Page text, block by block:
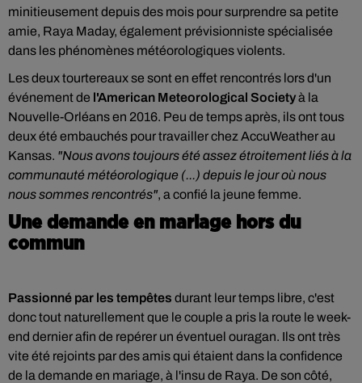
minitieusement depuis des mois pour surprendre sa petite
amie, Raya Maday, également prévisionniste spécialisée
dans les phénomènes météorologiques violents.
Les deux tourtereaux se sont en effet rencontrés lors d'un
événement de l'American Meteorological Societyà la
Nouvelle-Orléans en 2016. Peu de temps après, ils ont tous
deux été embauchés pour travailler chez AccuWeather au
Kansas. "Nous avons toujours été assez étroitement liés à la
communauté météorologique (...) depuis le jour où nous
nous sommes rencontrés", a confié la jeune femme.
Une demande en mariage hors du
commun
Passionné par les tempêtes durant leur temps libre, c'est
donc tout naturellement que le couple a pris la route le week-
end dernier afin de repérer un éventuel ouragan. Ils ont très
vite été rejoints par des amis qui étaient dans la confidence
de la demande en mariage, à l'insu de Raya. De son côté,